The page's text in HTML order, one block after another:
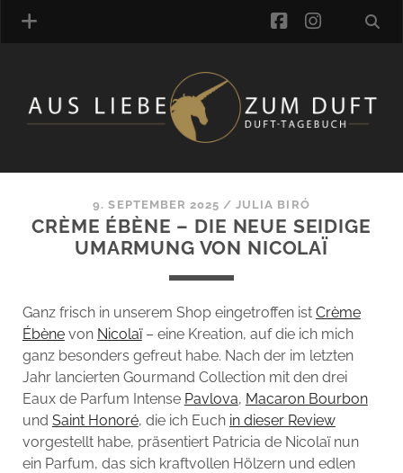
MANUFAKTUREN
DUFTNOTEN
KOMMENTARE
LINK-SAMMLUNG
ARTIKEL-ARCHIV
ONLINE-SHOP
DAS ALZD-TEAM
facebook
9. SEPTEMBER 2025 /JULIA BIRÓ
CRÈME ÉBÈNE – DIE NEUE SEIDIGE
UMARMUNG VON NICOLAÏ
Ganz frisch in unserem Shop eingetroffen ist Crème
Ébènevon Nicolaï– eine Kreation, auf die ich mich
ganz besonders gefreut habe. Nach der im letzten
Jahr lancierten Gourmand Collection mit den drei
Eaux de Parfum Intense Pavlova, Macaron Bourbon
und Saint Honoré, die ich Euch in dieser Review
vorgestellt habe, präsentiert Patricia de Nicolaï nun
ein Parfum, das sich kraftvollen Hölzern und edlen